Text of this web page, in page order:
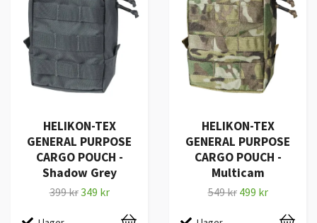
HELIKON-TEX
GENERAL PURPOSE
CARGO POUCH -
Shadow Grey
399 kr349 kr
HELIKON-TEX
GENERAL PURPOSE
CARGO POUCH -
Multicam
549 kr 499 kr